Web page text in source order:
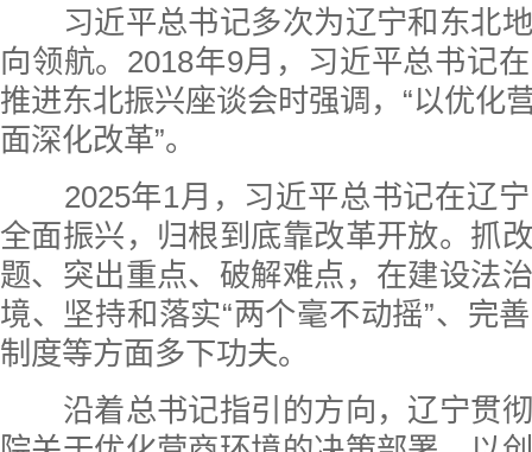
习近平总书记多次为辽宁和东北地
向领航。2018年9月，习近平总书记
推进东北振兴座谈会时强调，“以优化
面深化改革”。
2025年1月，习近平总书记在辽宁
全面振兴，归根到底靠改革开放。抓
题、突出重点、破解难点，在建设法
境、坚持和落实“两个毫不动摇”、完
制度等方面多下功夫。
沿着总书记指引的方向，辽宁贯彻